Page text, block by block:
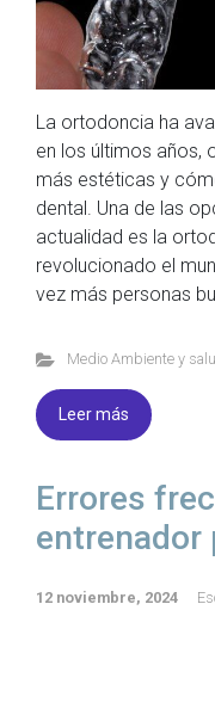
La ortodoncia ha
en los últimos años,
más estéticas y
dental. Una de las
actualidad es la
revolucionado el
vez más personas
Medio Ambiente y
Leer más
Errores
entrenador
12 noviembre, 2024